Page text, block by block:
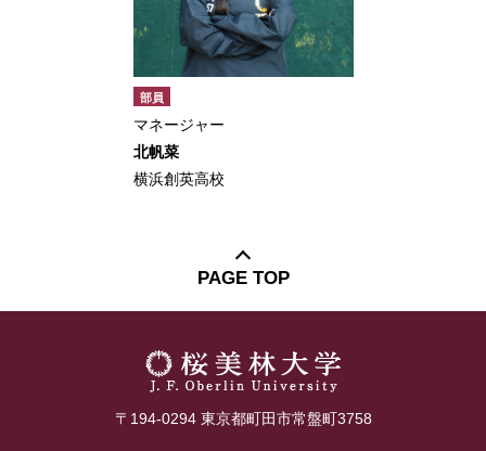
部員
マネージャー
北帆菜
横浜創英高校
PAGE TOP
〒194-0294 東京都町田市常盤町3758